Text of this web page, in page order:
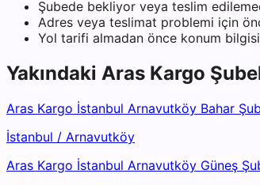
Şubede bekliyor veya teslim
Adres veya teslimat problemi için
Yol tarifi almadan önce konum
Yakındaki Aras Kargo
Aras Kargo İstanbul Arnavutköy Bahar
İstanbul / Arnavutköy
Aras Kargo İstanbul Arnavutköy Güneş